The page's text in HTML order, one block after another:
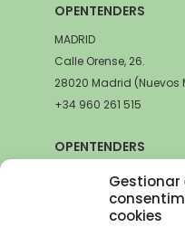
Gestionar
cookies
OPENTENDERS
MADRID
Calle Orense, 26.
28020 Madrid (Nuevos
+34 960 261 515
OPENTENDERS
Avda. de la
41020 Sevilla